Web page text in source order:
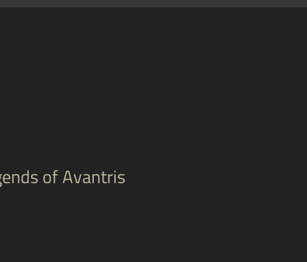
of Avantris